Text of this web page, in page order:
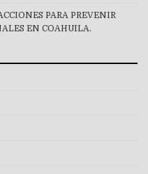
PARA PREVENIR
EN COAHUILA.